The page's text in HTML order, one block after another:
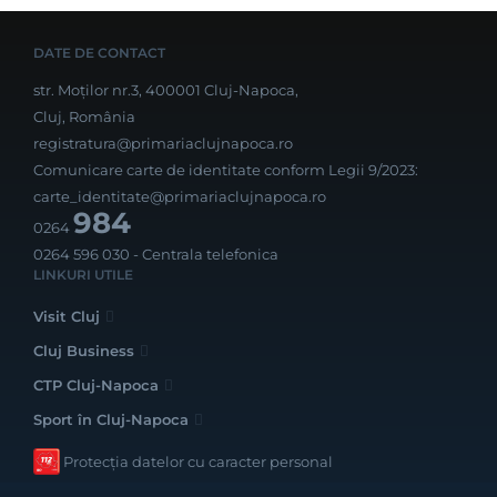
DATE DE CONTACT
str. Moților nr.3, 400001 Cluj-Napoca,
Cluj, România
registratura@primariaclujnapoca.ro
Comunicare carte de identitate conform Legii 9/2023:
carte_identitate@primariaclujnapoca.ro
0264984
0264 596 030 - Centrala telefonica
LINKURI UTILE
Visit Cluj
Cluj Business
CTP Cluj-Napoca
Sport în Cluj-Napoca
Protecția datelor cu caracter personal